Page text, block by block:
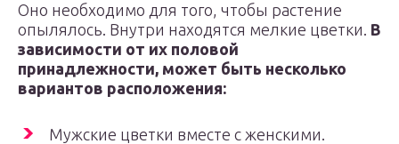
Оно необходимо для того, чтобы растение
опылялось. Внутри находятся мелкие цветки. В
зависимости от их половой
принадлежности, может быть несколько
вариантов расположения:
Мужские цветки вместе с женскими.